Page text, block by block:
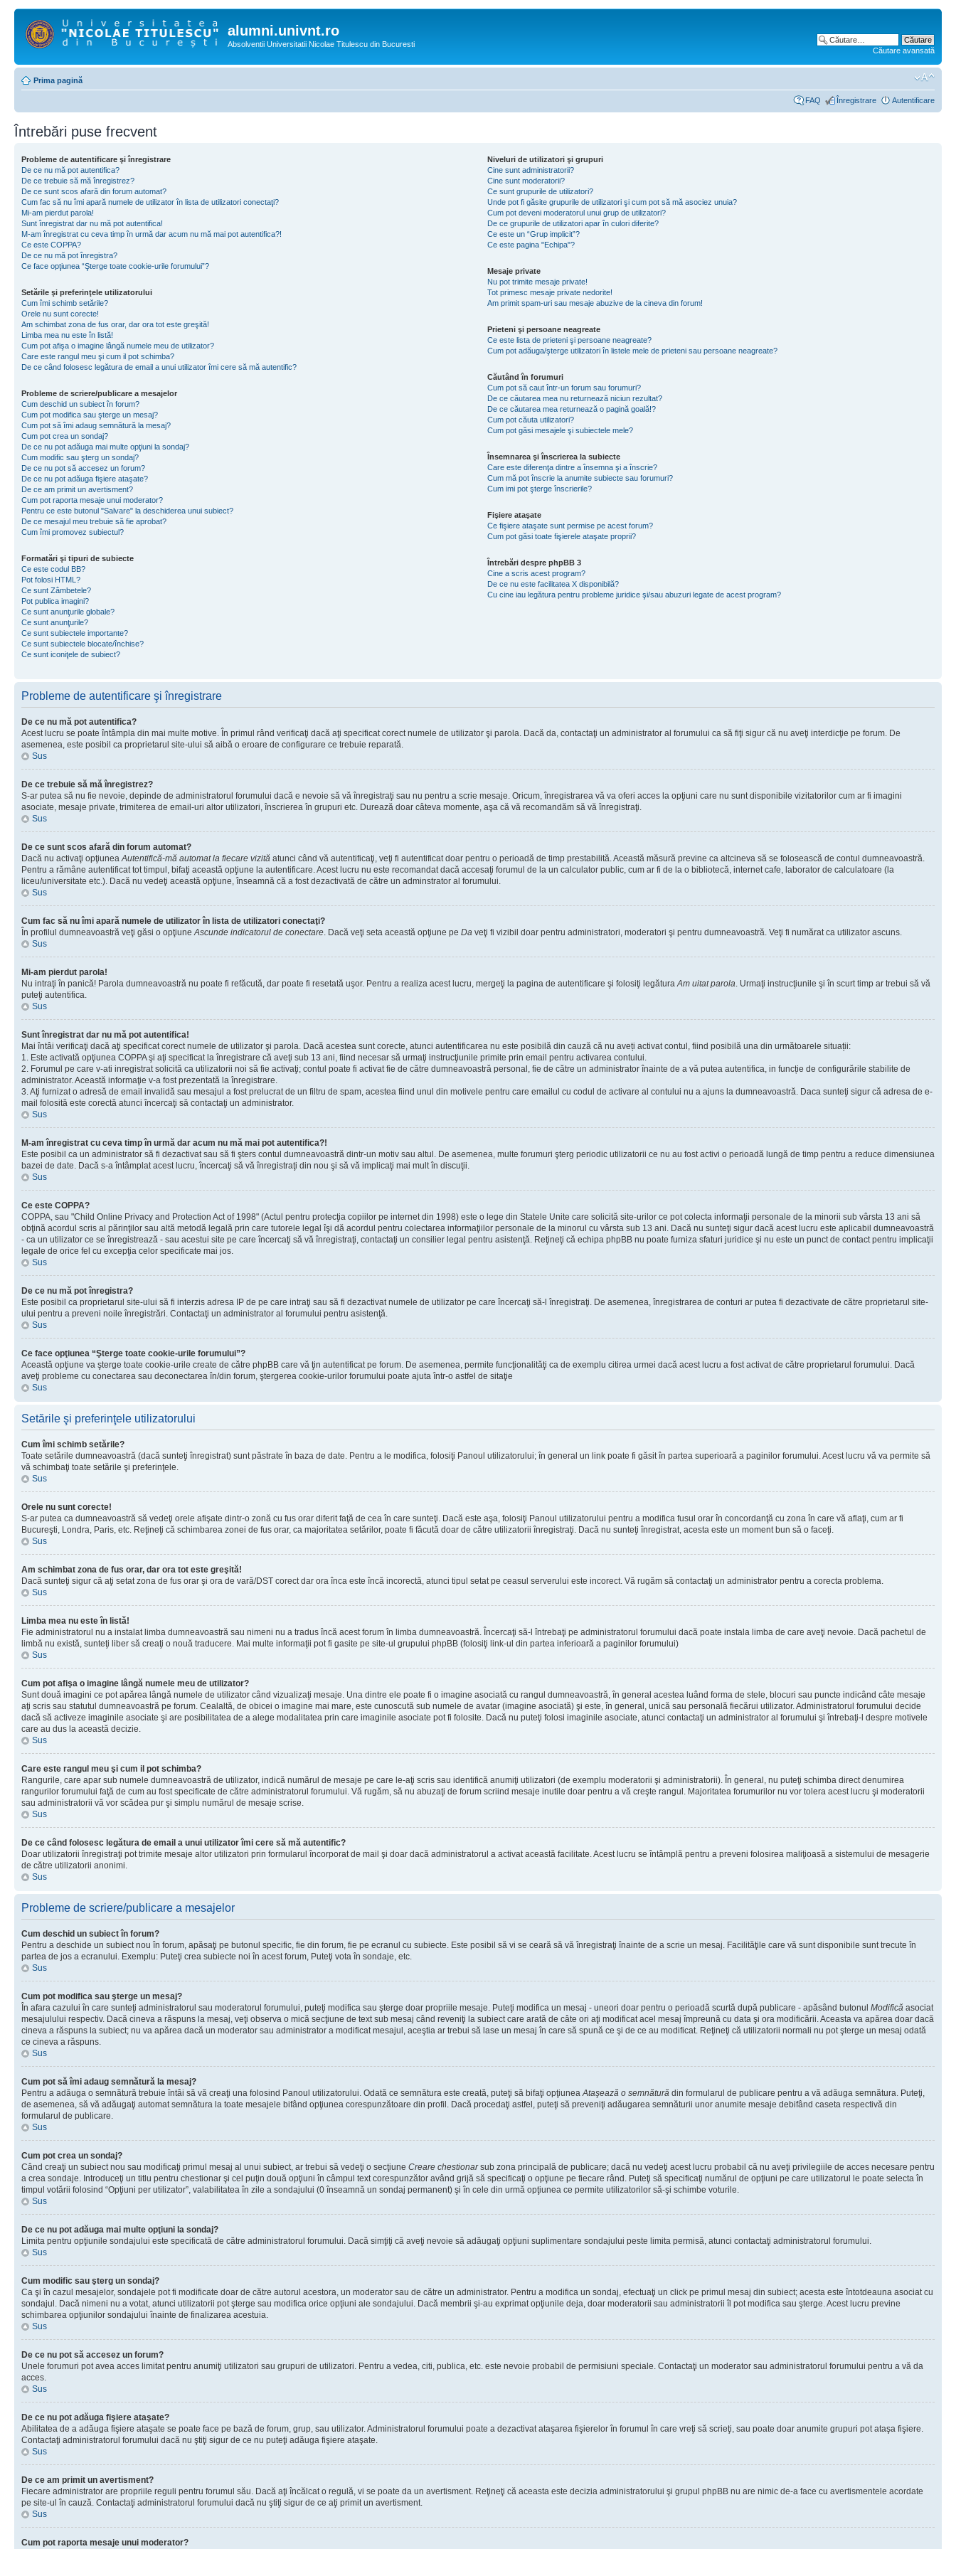
alumni.univnt.ro
Absolventii Universitatii Nicolae Titulescu din Bucuresti
Căutare avansată
Prima pagină
FAQ Înregistrare Autentificare
Întrebări puse frecvent
Probleme de autentificare şi înregistrare
De ce nu mă pot autentifica?
De ce trebuie să mă înregistrez?
De ce sunt scos afară din forum automat?
Cum fac să nu îmi apară numele de utilizator în lista de utilizatori conectaţi?
Mi-am pierdut parola!
Sunt înregistrat dar nu mă pot autentifica!
M-am înregistrat cu ceva timp în urmă dar acum nu mă mai pot autentifica?!
Ce este COPPA?
De ce nu mă pot înregistra?
Ce face opţiunea “Şterge toate cookie-urile forumului”?
Setările şi preferinţele utilizatorului
Cum îmi schimb setările?
Orele nu sunt corecte!
Am schimbat zona de fus orar, dar ora tot este greşită!
Limba mea nu este în listă!
Cum pot afişa o imagine lângă numele meu de utilizator?
Care este rangul meu şi cum il pot schimba?
De ce când folosesc legătura de email a unui utilizator îmi cere să mă autentific?
Probleme de scriere/publicare a mesajelor
Cum deschid un subiect în forum?
Cum pot modifica sau şterge un mesaj?
Cum pot să îmi adaug semnătură la mesaj?
Cum pot crea un sondaj?
De ce nu pot adăuga mai multe opţiuni la sondaj?
Cum modific sau şterg un sondaj?
De ce nu pot să accesez un forum?
De ce nu pot adăuga fişiere ataşate?
De ce am primit un avertisment?
Cum pot raporta mesaje unui moderator?
Pentru ce este butonul "Salvare" la deschiderea unui subiect?
De ce mesajul meu trebuie să fie aprobat?
Cum îmi promovez subiectul?
Formatări şi tipuri de subiecte
Ce este codul BB?
Pot folosi HTML?
Ce sunt Zâmbetele?
Pot publica imagini?
Ce sunt anunţurile globale?
Ce sunt anunţurile?
Ce sunt subiectele importante?
Ce sunt subiectele blocate/închise?
Ce sunt iconiţele de subiect?
Niveluri de utilizatori şi grupuri
Cine sunt administratorii?
Cine sunt moderatorii?
Ce sunt grupurile de utilizatori?
Unde pot fi găsite grupurile de utilizatori şi cum pot să mă asociez unuia?
Cum pot deveni moderatorul unui grup de utilizatori?
De ce grupurile de utilizatori apar în culori diferite?
Ce este un “Grup implicit”?
Ce este pagina "Echipa"?
Mesaje private
Nu pot trimite mesaje private!
Tot primesc mesaje private nedorite!
Am primit spam-uri sau mesaje abuzive de la cineva din forum!
Prieteni şi persoane neagreate
Ce este lista de prieteni şi persoane neagreate?
Cum pot adăuga/şterge utilizatori în listele mele de prieteni sau persoane neagreate?
Căutând în forumuri
Cum pot să caut într-un forum sau forumuri?
De ce căutarea mea nu returnează niciun rezultat?
De ce căutarea mea returnează o pagină goală!?
Cum pot căuta utilizatori?
Cum pot găsi mesajele şi subiectele mele?
Însemnarea şi înscrierea la subiecte
Care este diferenţa dintre a însemna şi a înscrie?
Cum mă pot înscrie la anumite subiecte sau forumuri?
Cum imi pot şterge înscrierile?
Fişiere ataşate
Ce fişiere ataşate sunt permise pe acest forum?
Cum pot găsi toate fişierele ataşate proprii?
Întrebări despre phpBB 3
Cine a scris acest program?
De ce nu este facilitatea X disponibilă?
Cu cine iau legătura pentru probleme juridice şi/sau abuzuri legate de acest program?
Probleme de autentificare şi înregistrare
De ce nu mă pot autentifica?
Acest lucru se poate întâmpla din mai multe motive. În primul rând verificaţi dacă aţi specificat corect numele de utilizator şi parola. Dacă da, contactaţi un administrator al forumului ca să fiţi sigur că nu aveţi interdicţie pe forum. De
asemenea, este posibil ca proprietarul site-ului să aibă o eroare de configurare ce trebuie reparată.
Sus
De ce trebuie să mă înregistrez?
S-ar putea să nu fie nevoie, depinde de administratorul forumului dacă e nevoie să vă înregistraţi sau nu pentru a scrie mesaje. Oricum, înregistrarea vă va oferi acces la opţiuni care nu sunt disponibile vizitatorilor cum ar fi imagini
asociate, mesaje private, trimiterea de email-uri altor utilizatori, înscrierea în grupuri etc. Durează doar câteva momente, aşa că vă recomandăm să vă înregistraţi.
Sus
De ce sunt scos afară din forum automat?
Dacă nu activaţi opţiunea Autentifică-mă automat la fiecare vizită atunci când vă autentificaţi, veţi fi autentificat doar pentru o perioadă de timp prestabilită. Această măsură previne ca altcineva să se folosească de contul dumneavoastră.
Pentru a rămâne autentificat tot timpul, bifaţi această opţiune la autentificare. Acest lucru nu este recomandat dacă accesaţi forumul de la un calculator public, cum ar fi de la o bibliotecă, internet cafe, laborator de calculatoare (la
liceu/universitate etc.). Dacă nu vedeţi această opţiune, înseamnă că a fost dezactivată de către un adminstrator al forumului.
Sus
Cum fac să nu îmi apară numele de utilizator în lista de utilizatori conectaţi?
În profilul dumneavoastră veţi găsi o opţiune Ascunde indicatorul de conectare . Dacă veţi seta această opţiune pe Da veţi fi vizibil doar pentru administratori, moderatori şi pentru dumneavoastră. Veţi fi numărat ca utilizator ascuns.
Sus
Mi-am pierdut parola!
Nu intraţi în panică! Parola dumneavoastră nu poate fi refăcută, dar poate fi resetată uşor. Pentru a realiza acest lucru, mergeţi la pagina de autentificare şi folosiţi legătura Am uitat parola . Urmaţi instrucţiunile şi în scurt timp ar trebui să vă
puteţi autentifica.
Sus
Sunt înregistrat dar nu mă pot autentifica!
Mai întâi verificaţi dacă aţi specificat corect numele de utilizator şi parola. Dacă acestea sunt corecte, atunci autentificarea nu este posibilă din cauză că nu aveți activat contul, fiind posibilă una din următoarele situații:
1. Este activată opţiunea COPPA şi aţi specificat la înregistrare că aveţi sub 13 ani, fiind necesar să urmaţi instrucţiunile primite prin email pentru activarea contului.
2. Forumul pe care v-ati inregistrat solicită ca utilizatorii noi să fie activaţi; contul poate fi activat fie de către dumneavoastră personal, fie de către un administrator înainte de a vă putea autentifica, in funcție de configurările stabilite de
administrator. Această informaţie v-a fost prezentată la înregistrare.
3. Aţi furnizat o adresă de email invalidă sau mesajul a fost prelucrat de un filtru de spam, acestea fiind unul din motivele pentru care emailul cu codul de activare al contului nu a ajuns la dumneavoastră. Daca sunteţi sigur că adresa de e-
mail folosită este corectă atunci încercaţi să contactaţi un administrator.
Sus
M-am înregistrat cu ceva timp în urmă dar acum nu mă mai pot autentifica?!
Este posibil ca un administrator să fi dezactivat sau să fi şters contul dumneavoastră dintr-un motiv sau altul. De asemenea, multe forumuri şterg periodic utilizatorii ce nu au fost activi o perioadă lungă de timp pentru a reduce dimensiunea
bazei de date. Dacă s-a întâmplat acest lucru, încercaţi să vă înregistraţi din nou şi să vă implicaţi mai mult în discuţii.
Sus
Ce este COPPA?
COPPA, sau "Child Online Privacy and Protection Act of 1998" (Actul pentru protecţia copiilor pe internet din 1998) este o lege din Statele Unite care solicită site-urilor ce pot colecta informaţii personale de la minorii sub vârsta 13 ani să
obţină acordul scris al părinţilor sau altă metodă legală prin care tutorele legal îşi dă acordul pentru colectarea informaţiilor personale de la minorul cu vârsta sub 13 ani. Dacă nu sunteţi sigur dacă acest lucru este aplicabil dumneavoastră
- ca un utilizator ce se înregistrează - sau acestui site pe care încercaţi să vă înregistraţi, contactaţi un consilier legal pentru asistenţă. Reţineţi că echipa phpBB nu poate furniza sfaturi juridice şi nu este un punct de contact pentru implicaţii
legale de orice fel cu excepţia celor specificate mai jos.
Sus
De ce nu mă pot înregistra?
Este posibil ca proprietarul site-ului să fi interzis adresa IP de pe care intraţi sau să fi dezactivat numele de utilizator pe care încercaţi să-l înregistraţi. De asemenea, înregistrarea de conturi ar putea fi dezactivate de către proprietarul site-
ului pentru a preveni noile înregistrări. Contactaţi un administrator al forumului pentru asistenţă.
Sus
Ce face opţiunea “Şterge toate cookie-urile forumului”?
Această opţiune va şterge toate cookie-urile create de către phpBB care vă ţin autentificat pe forum. De asemenea, permite funcţionalităţi ca de exemplu citirea urmei dacă acest lucru a fost activat de către proprietarul forumului. Dacă
aveţi probleme cu conectarea sau deconectarea în/din forum, ştergerea cookie-urilor forumului poate ajuta într-o astfel de sitaţie
Sus
Setările şi preferinţele utilizatorului
Cum îmi schimb setările?
Toate setările dumneavoastră (dacă sunteţi înregistrat) sunt păstrate în baza de date. Pentru a le modifica, folosiţi Panoul utilizatorului; în general un link poate fi găsit în partea superioară a paginilor forumului. Acest lucru vă va permite să
vă schimbaţi toate setările şi preferinţele.
Sus
Orele nu sunt corecte!
S-ar putea ca dumneavoastră să vedeţi orele afişate dintr-o zonă cu fus orar diferit faţă de cea în care sunteţi. Dacă este aşa, folosiţi Panoul utilizatorului pentru a modifica fusul orar în concordanţă cu zona în care vă aflaţi, cum ar fi
Bucureşti, Londra, Paris, etc. Reţineţi că schimbarea zonei de fus orar, ca majoritatea setărilor, poate fi făcută doar de către utilizatorii înregistraţi. Dacă nu sunteţi înregistrat, acesta este un moment bun să o faceţi.
Sus
Am schimbat zona de fus orar, dar ora tot este greşită!
Dacă sunteţi sigur că aţi setat zona de fus orar şi ora de vară/DST corect dar ora înca este încă incorectă, atunci tipul setat pe ceasul serverului este incorect. Vă rugăm să contactaţi un administrator pentru a corecta problema.
Sus
Limba mea nu este în listă!
Fie administratorul nu a instalat limba dumneavoastră sau nimeni nu a tradus încă acest forum în limba dumneavoastră. Încercaţi să-l întrebaţi pe administratorul forumului dacă poate instala limba de care aveţi nevoie. Dacă pachetul de
limbă nu există, sunteţi liber să creaţi o nouă traducere. Mai multe informaţii pot fi gasite pe site-ul grupului phpBB (folosiţi link-ul din partea inferioară a paginilor forumului)
Sus
Cum pot afişa o imagine lângă numele meu de utilizator?
Sunt două imagini ce pot apărea lângă numele de utilizator când vizualizaţi mesaje. Una dintre ele poate fi o imagine asociată cu rangul dumneavoastră, în general acestea luând forma de stele, blocuri sau puncte indicând câte mesaje
aţi scris sau statutul dumneavoastră pe forum. Cealaltă, de obicei o imagine mai mare, este cunoscută sub numele de avatar (imagine asociată) şi este, în general, unică sau personală fiecărui utilizator. Administratorul forumului decide
dacă să activeze imaginile asociate şi are posibilitatea de a alege modalitatea prin care imaginile asociate pot fi folosite. Dacă nu puteţi folosi imaginile asociate, atunci contactaţi un administrator al forumului şi întrebaţi-l despre motivele
care au dus la această decizie.
Sus
Care este rangul meu şi cum il pot schimba?
Rangurile, care apar sub numele dumneavoastră de utilizator, indică numărul de mesaje pe care le-aţi scris sau identifică anumiţi utilizatori (de exemplu moderatorii şi administratorii). În general, nu puteţi schimba direct denumirea
rangurilor forumului faţă de cum au fost specificate de către administratorul forumului. Vă rugăm, să nu abuzaţi de forum scriind mesaje inutile doar pentru a vă creşte rangul. Majoritatea forumurilor nu vor tolera acest lucru şi moderatorii
sau administratorii vă vor scădea pur şi simplu numărul de mesaje scrise.
Sus
De ce când folosesc legătura de email a unui utilizator îmi cere să mă autentific?
Doar utilizatorii înregistraţi pot trimite mesaje altor utilizatori prin formularul încorporat de mail şi doar dacă administratorul a activat această facilitate. Acest lucru se întâmplă pentru a preveni folosirea maliţioasă a sistemului de mesagerie
de către utilizatorii anonimi.
Sus
Probleme de scriere/publicare a mesajelor
Cum deschid un subiect în forum?
Pentru a deschide un subiect nou în forum, apăsaţi pe butonul specific, fie din forum, fie pe ecranul cu subiecte. Este posibil să vi se ceară să vă înregistraţi înainte de a scrie un mesaj. Facilităţile care vă sunt disponibile sunt trecute în
partea de jos a ecranului. Exemplu: Puteţi crea subiecte noi în acest forum, Puteţi vota în sondaje, etc.
Sus
Cum pot modifica sau şterge un mesaj?
În afara cazului în care sunteţi administratorul sau moderatorul forumului, puteţi modifica sau şterge doar propriile mesaje. Puteţi modifica un mesaj - uneori doar pentru o perioadă scurtă după publicare - apăsând butonul Modifică asociat
mesajulului respectiv. Dacă cineva a răspuns la mesaj, veţi observa o mică secţiune de text sub mesaj când reveniţi la subiect care arată de câte ori aţi modificat acel mesaj împreună cu data şi ora modificării. Aceasta va apărea doar dacă
cineva a răspuns la subiect; nu va apărea dacă un moderator sau administrator a modificat mesajul, aceştia ar trebui să lase un mesaj în care să spună ce şi de ce au modificat. Reţineţi că utilizatorii normali nu pot şterge un mesaj odată
ce cineva a răspuns.
Sus
Cum pot să îmi adaug semnătură la mesaj?
Pentru a adăuga o semnătură trebuie întâi să vă creaţi una folosind Panoul utilizatorului. Odată ce semnătura este creată, puteţi să bifaţi opţiunea Ataşează o semnătură din formularul de publicare pentru a vă adăuga semnătura. Puteţi,
de asemenea, să vă adăugaţi automat semnătura la toate mesajele bifând opţiunea corespunzătoare din profil. Dacă procedaţi astfel, puteţi să preveniţi adăugarea semnăturii unor anumite mesaje debifând caseta respectivă din
formularul de publicare.
Sus
Cum pot crea un sondaj?
Când creaţi un subiect nou sau modificaţi primul mesaj al unui subiect, ar trebui să vedeţi o secţiune Creare chestionarsub zona principală de publicare; dacă nu vedeţi acest lucru probabil că nu aveţi privilegiile de acces necesare pentru
a crea sondaje. Introduceţi un titlu pentru chestionar şi cel puţin două opţiuni în câmpul text corespunzător având grijă să specificaţi o opţiune pe fiecare rând. Puteţi să specificaţi numărul de opţiuni pe care utilizatorul le poate selecta în
timpul votării folosind “Opţiuni per utilizator”, valabilitatea în zile a sondajului (0 înseamnă un sondaj permanent) şi în cele din urmă opţiunea ce permite utilizatorilor să-şi schimbe voturile.
Sus
De ce nu pot adăuga mai multe opţiuni la sondaj?
Limita pentru opţiunile sondajului este specificată de către administratorul forumului. Dacă simţiţi că aveţi nevoie să adăugaţi opţiuni suplimentare sondajului peste limita permisă, atunci contactaţi administratorul forumului.
Sus
Cum modific sau şterg un sondaj?
Ca şi în cazul mesajelor, sondajele pot fi modificate doar de către autorul acestora, un moderator sau de către un administrator. Pentru a modifica un sondaj, efectuaţi un click pe primul mesaj din subiect; acesta este întotdeauna asociat cu
sondajul. Dacă nimeni nu a votat, atunci utilizatorii pot şterge sau modifica orice opţiuni ale sondajului. Dacă membrii şi-au exprimat opţiunile deja, doar moderatorii sau administratorii îl pot modifica sau şterge. Acest lucru previne
schimbarea opţiunilor sondajului înainte de finalizarea acestuia.
Sus
De ce nu pot să accesez un forum?
Unele forumuri pot avea acces limitat pentru anumiţi utilizatori sau grupuri de utilizatori. Pentru a vedea, citi, publica, etc. este nevoie probabil de permisiuni speciale. Contactaţi un moderator sau administratorul forumului pentru a vă da
acces.
Sus
De ce nu pot adăuga fişiere ataşate?
Abilitatea de a adăuga fişiere ataşate se poate face pe bază de forum, grup, sau utilizator. Administratorul forumului poate a dezactivat ataşarea fişierelor în forumul în care vreţi să scrieţi, sau poate doar anumite grupuri pot ataşa fişiere.
Contactaţi administratorul forumului dacă nu ştiţi sigur de ce nu puteţi adăuga fişiere ataşate.
Sus
De ce am primit un avertisment?
Fiecare administrator are propriile reguli pentru forumul său. Dacă aţi încălcat o regulă, vi se poate da un avertisment. Reţineţi că aceasta este decizia administratorului şi grupul phpBB nu are nimic de-a face cu avertismentele acordate
pe site-ul în cauză. Contactaţi administratorul forumului dacă nu ştiţi sigur de ce aţi primit un avertisment.
Sus
Cum pot raporta mesaje unui moderator?